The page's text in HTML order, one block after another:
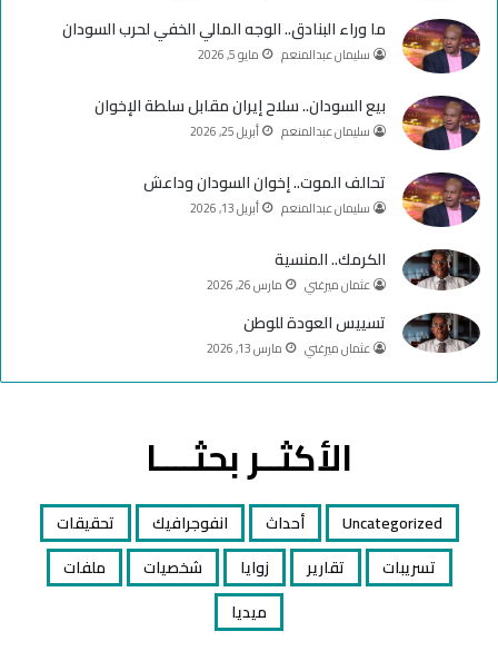
ك
u
b
e
م
ما وراء البنادق.. الوجه المالي الخفي لحرب السودان
سليمان عبدالمنعم مايو 5, 2026
بيع السودان.. سلاح إيران مقابل سلطة الإخوان
سليمان عبدالمنعم أبريل 25, 2026
تحالف الموت.. إخوان السودان وداعش
سليمان عبدالمنعم أبريل 13, 2026
الكرمك.. المنسية
عثمان ميرغني مارس 26, 2026
تسييس العودة للوطن
عثمان ميرغني مارس 13, 2026
الأكثــر بحثــــا
Uncategorized أحداث انفوجرافيك
تحقيقات
تسريبات
تقارير زوايا شخصيات
ملفات
ميديا